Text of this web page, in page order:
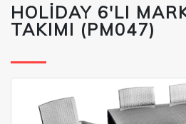
HOLİDAY 6'LI
TAKIMI (PM047)